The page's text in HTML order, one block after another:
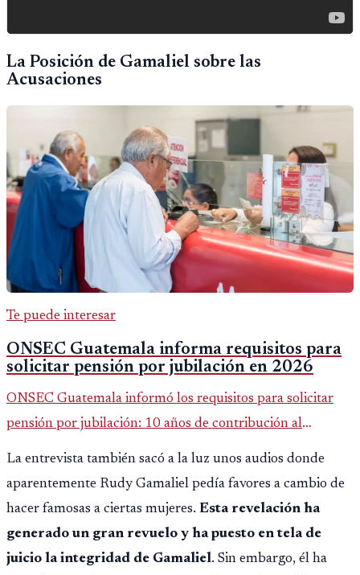
La Posición de Gamaliel sobre las
Acusaciones
Te puede interesar
ONSEC Guatemala informa requisitos para
solicitar pensión por jubilación en 2026
ONSEC Guatemala informó los requisitos para solicitar
pensión por jubilación: 10 años de contribución al
Montepío y 50 años de edad, o 20 años de servicio sin
La entrevista también sacó a la luz unos audios donde
aparentemente Rudy Gamaliel pedía favores a cambio de
hacer famosas a ciertas mujeres. Esta revelación ha
generado un gran revuelo y ha puesto en tela de
juicio la integridad de Gamaliel. Sin embargo, él ha